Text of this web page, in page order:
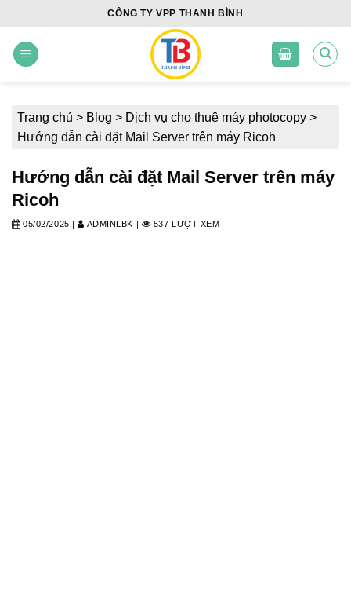
content
CÔNG TY VPP THANH BÌNH
Trang chủ > Blog > Dịch vụ cho thuê máy photocopy >
Hướng dẫn cài đặt Mail Server trên máy Ricoh
Hướng dẫn cài đặt Mail Server trên máy
Ricoh
05/02/2025 | ADMINLBK | 537 LƯỢT XEM